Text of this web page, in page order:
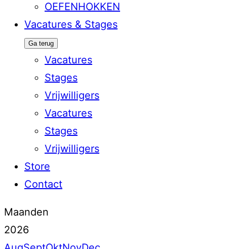
OEFENHOKKEN
Vacatures & Stages
Ga terug
Vacatures
Stages
Vrijwilligers
Vacatures
Stages
Vrijwilligers
Store
Contact
Maanden
2026